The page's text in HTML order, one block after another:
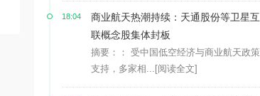
18:04
商业航天热潮持续：天通股份等卫星互
联概念股集体封板
摘要：： 受中国低空经济与商业航天政策
支持，多家相... [阅读全文]